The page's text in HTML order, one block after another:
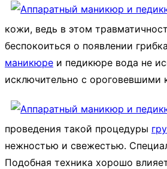
кожи, ведь в этом
беспокоиться о появлении
маникюре и педикюре вода не
исключительно с ороговевшими
проведения такой процедуры
нежностью и свежестью.
Подобная техника хорошо